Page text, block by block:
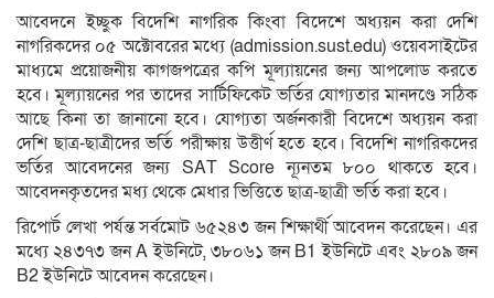
আবেদনে ইচ্ছুক বিদেশি নাগরিক কিংবা বিদেশে অধ্যয়ন করা দেশি
নাগরিকদের ০৫ অক্টোবরের মধ্যে (admission.sust.edu) ওয়েবসাইটের
মাধ্যমে প্রয়োজনীয় কাগজপত্রের কপি মূল্যায়নের জন্য আপলোড করতে
হবে। মূল্যায়নের পর তাদের সার্টিফিকেট ভর্তির যোগ্যতার মানদণ্ডে সঠিক
আছে কিনা তা জানানো হবে। যোগ্যতা অর্জনকারী বিদেশে অধ্যয়ন করা
দেশি ছাত্র-ছাত্রীদের ভর্তি পরীক্ষায় উত্তীর্ণ হতে হবে। বিদেশি নাগরিকদের
ভর্তির আবেদনের জন্য SAT Score ন্যূনতম ৮০০ থাকতে হবে।
আবেদনকৃতদের মধ্য থেকে মেধার ভিত্তিতে ছাত্র-ছাত্রী ভর্তি করা হবে।
রিপোর্ট লেখা পর্যন্ত সর্বমোট ৬৫২৪৩ জন শিক্ষার্থী আবেদন করেছেন। এর
মধ্যে ২৪৩৭৩ জন A ইউনিটে, ৩৮০৬১ জন B1 ইউনিটে এবং ২৮০৯ জন
B2 ইউনিটে আবেদন করেছেন।